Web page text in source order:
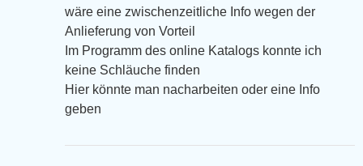
wäre eine zwischenzeitliche Info wegen der
Anlieferung von Vorteil
Im Programm des online Katalogs konnte ich
keine Schläuche finden
Hier könnte man nacharbeiten oder eine Info
geben